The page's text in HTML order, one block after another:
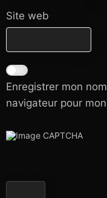
Site web
Enregistrer mon
navigateur pour